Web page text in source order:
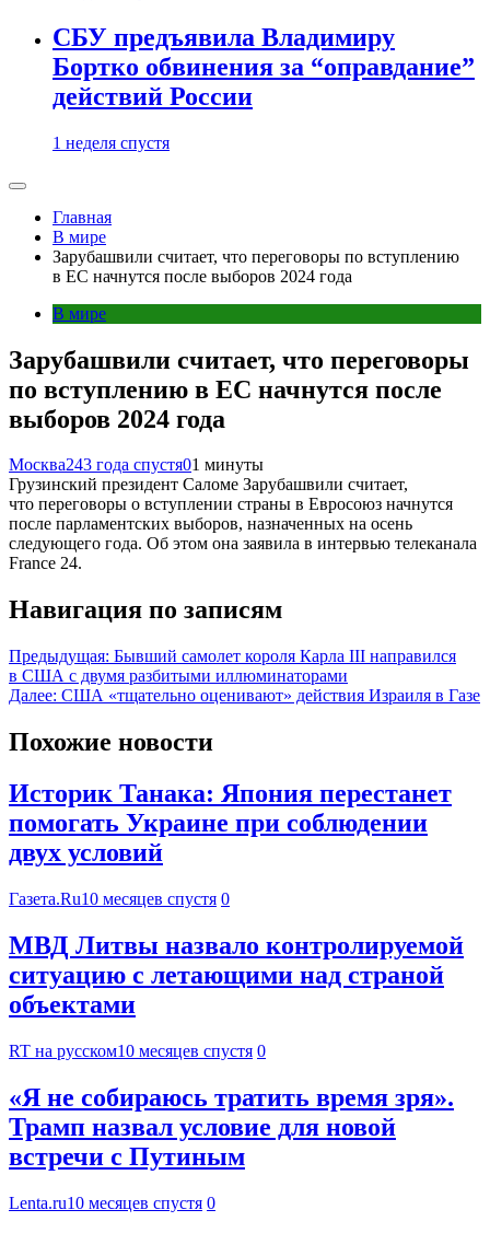
СБУ предъявила Владимиру
Бортко обвинения за “оправдание”
действий России
1 неделя спустя
Главная
В мире
Зарубашвили считает, что переговоры по вступлению
в ЕС начнутся после выборов 2024 года
В мире
Зарубашвили считает, что переговоры
по вступлению в ЕС начнутся после
выборов 2024 года
Москва243 года спустя01 минуты
Грузинский президент Саломе Зарубашвили считает,
что переговоры о вступлении страны в Евросоюз начнутся
после парламентских выборов, назначенных на осень
следующего года. Об этом она заявила в интервью телеканала
France 24.
Навигация по записям
Предыдущая: Бывший самолет короля Карла III направился
в США с двумя разбитыми иллюминаторами
Далее: США «тщательно оценивают» действия Израиля в Газе
Похожие новости
Историк Танака: Япония перестанет
помогать Украине при соблюдении
двух условий
Газета.Ru10 месяцев спустя 0
МВД Литвы назвало контролируемой
ситуацию с летающими над страной
объектами
RT на русском10 месяцев спустя 0
«Я не собираюсь тратить время зря».
Трамп назвал условие для новой
встречи с Путиным
Lenta.ru10 месяцев спустя 0